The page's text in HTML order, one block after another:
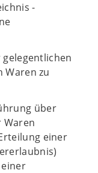
-
Waren zu
über
Waren
einer